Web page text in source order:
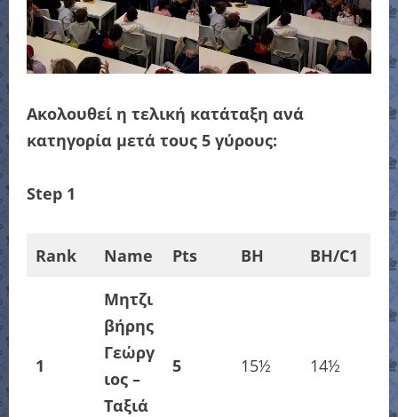
Ακολουθεί η τελική κατάταξη ανά
κατηγορία μετά τους 5 γύρους:
Step 1
Rank Name Pts BH BH/C1
1
Μητζι
βήρης
Γεώργ
ιος –
Ταξιά
5 15½ 14½